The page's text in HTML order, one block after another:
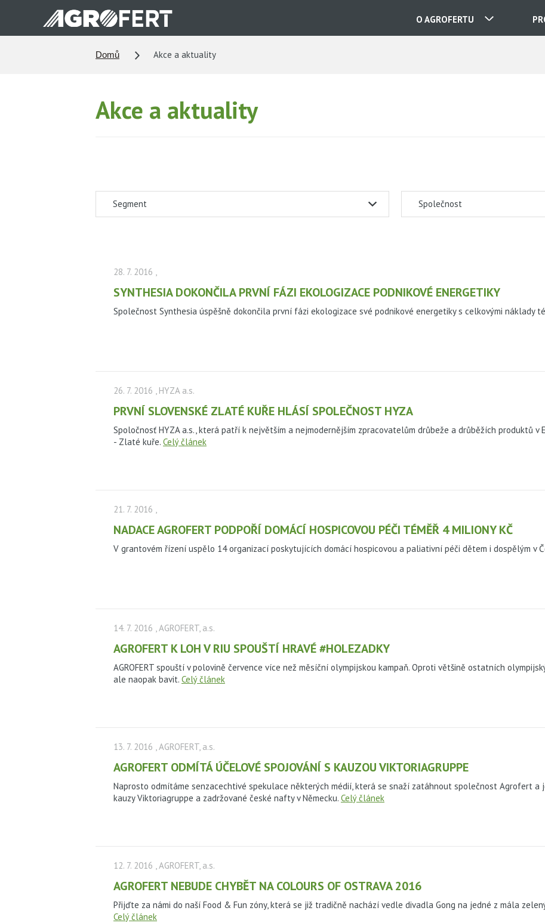
hlavnímu
O AGROFERTU
KARIÉRA
Domů Akce a aktuality
Akce a aktuality
Segment Společnost
28. 7. 2016 ,
SYNTHESIA DOKONČILA PRVNÍ FÁZI EKOLOGIZACE PODNIKOVÉ ENERGETIKY
Společnost Synthesia úspěšně dokončila první fázi ekologizace své podnikové energetiky s celkovými náklady
26. 7. 2016 , HYZA a.s.
PRVNÍ SLOVENSKÉ ZLATÉ KUŘE HLÁSÍ SPOLEČNOST HYZA
Spoločnosť HYZA a.s., která patří k největším a nejmodernějším zpracovatelům drůbeže a drůběžích produktů v
- Zlaté kuře. Celý článek
21. 7. 2016 ,
NADACE AGROFERT PODPOŘÍ DOMÁCÍ HOSPICOVOU PÉČI TÉMĚŘ 4 MILIONY KČ
V grantovém řízení uspělo 14 organizací poskytujících domácí hospicovou a paliativní péči dětem i dospělým v
14. 7. 2016 , AGROFERT, a.s.
AGROFERT K LOH V RIU SPOUŠTÍ HRAVÉ #HOLEZADKY
AGROFERT spouští v polovině července více než měsíční olympijskou kampaň. Oproti většině ostatních
ale naopak bavit. Celý článek
13. 7. 2016 , AGROFERT, a.s.
AGROFERT ODMÍTÁ ÚČELOVÉ SPOJOVÁNÍ S KAUZOU VIKTORIAGRUPPE
Naprosto odmítáme senzacechtivé spekulace některých médií, která se snaží zatáhnout společnost Agrofert a
kauzy Viktoriagruppe a zadržované české nafty v Německu. Celý článek
12. 7. 2016 , AGROFERT, a.s.
AGROFERT NEBUDE CHYBĚT NA COLOURS OF OSTRAVA 2016
Přijďte za námi do naší Food & Fun zóny, která se již tradičně nachází vedle divadla Gong na jedné z mála
Celý článek